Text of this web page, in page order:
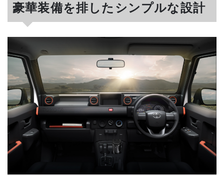
豪華装備を排したシンプルな設計